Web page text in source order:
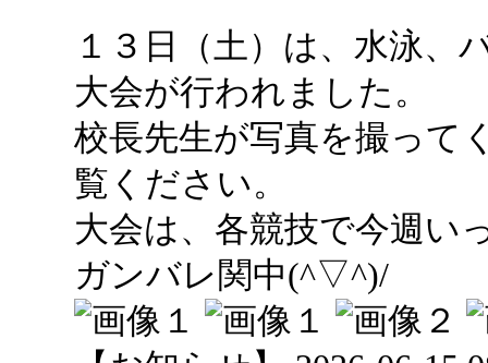
１３日（土）は、水泳、
大会が行われました。
校長先生が写真を撮って
覧ください。
大会は、各競技で今週い
ガンバレ関中(^▽^)/